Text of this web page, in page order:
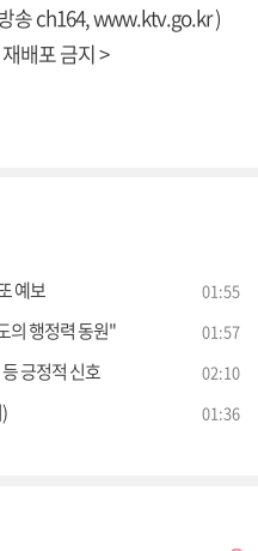
송 ch164,www.ktv.go.kr)
배포 금지 >
예보 01:55
의 행정력 동원" 01:57
긍정적 신호 02:10
01:36